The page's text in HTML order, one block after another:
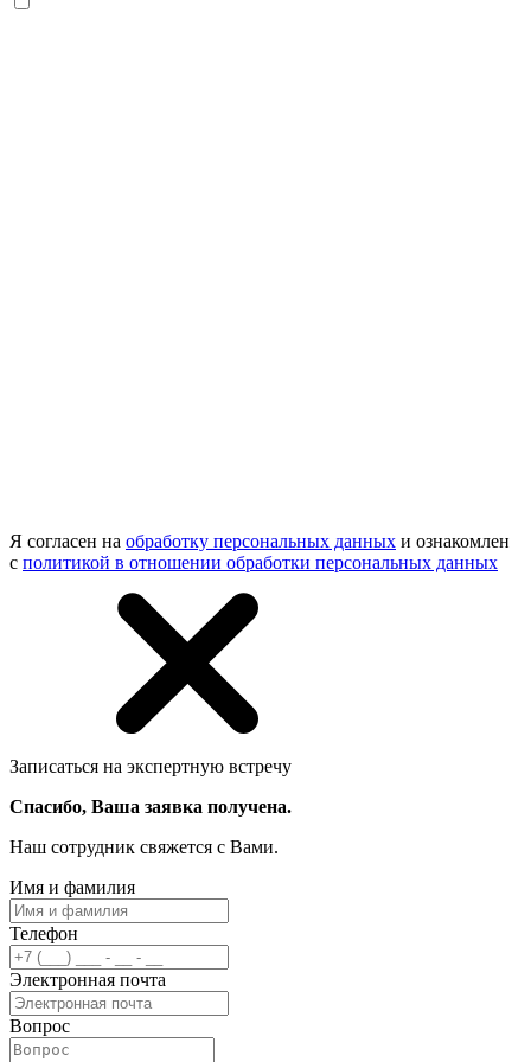
Я согласен на обработку персональных данных и ознакомлен
с политикой в отношении обработки персональных данных
Записаться на экспертную встречу
Спасибо, Ваша заявка получена.
Наш сотрудник свяжется с Вами.
Имя и фамилия
Телефон
Электронная почта
Вопрос